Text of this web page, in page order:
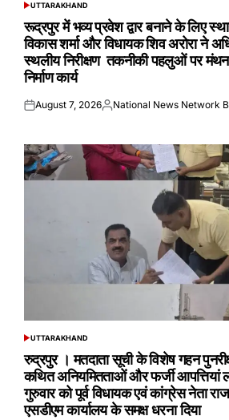
POSTED
UTTARAKHAND
रूद्रपुर में भव्य प्रवेश द्वार बनाने के लिए
विकास शर्मा और विधायक शिव अरोरा ने
स्थलीय निरीक्षण तकनीकी पहलुओं पर
निर्माण कार्य
Posted
August 7, 2026Posted
National News Network
POSTED
UTTARAKHAND
रुद्रपुर । मतदाता सूची के विशेष गहन
कथित अनियमितताओं और फर्जी आपत्तियां
गुरुवार को पूर्व विधायक एवं कांग्रेस नेता
एसडीएम कार्यालय के समक्ष धरना दिया